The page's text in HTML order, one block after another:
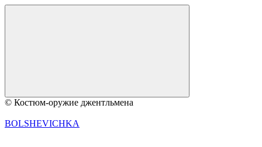
© Костюм-оружие джентльмена
BOLSHEVICHKA